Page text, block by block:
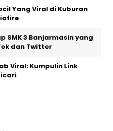
Yang Viral di Kuburan
SMK 3 Banjarmasin yang
dan Twitter
Viral: Kumpulin Link